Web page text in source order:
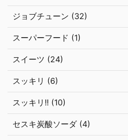
ジョブチューン (32)
スーパーフード (1)
スイーツ (24)
スッキリ (6)
スッキリ!! (10)
セスキ炭酸ソーダ (4)